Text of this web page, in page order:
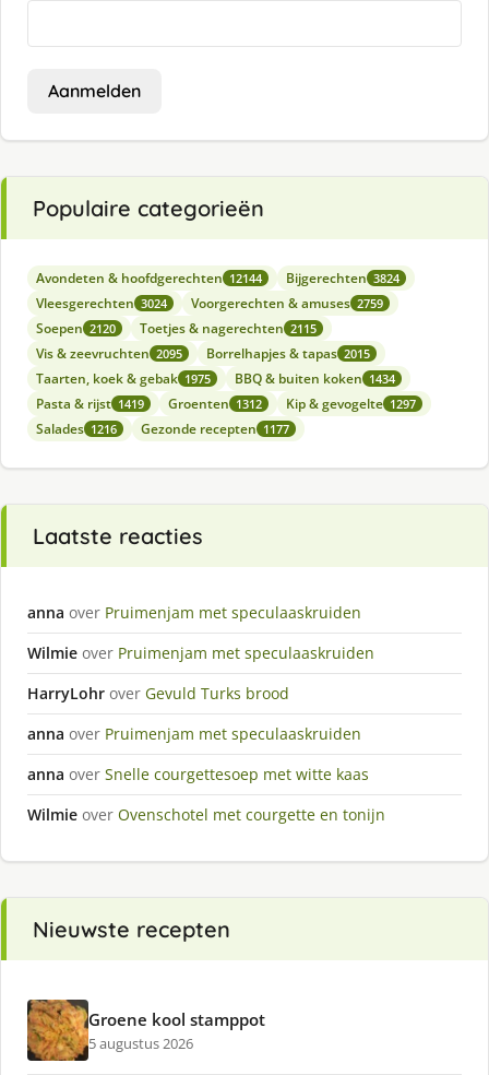
Aanmelden
Populaire categorieën
Avondeten & hoofdgerechten 12144 Bijgerechten 3824
Vleesgerechten 3024 Voorgerechten & amuses 2759
Soepen 2120 Toetjes & nagerechten 2115
Vis & zeevruchten 2095 Borrelhapjes & tapas 2015
Taarten, koek & gebak 1975 BBQ & buiten koken 1434
Pasta & rijst 1419 Groenten 1312 Kip & gevogelte 1297
Salades 1216 Gezonde recepten 1177
Laatste reacties
anna over Pruimenjam met speculaaskruiden
Wilmie over Pruimenjam met speculaaskruiden
HarryLohr over Gevuld Turks brood
anna over Pruimenjam met speculaaskruiden
anna over Snelle courgettesoep met witte kaas
Wilmie over Ovenschotel met courgette en tonijn
Nieuwste recepten
Groene kool stamppot
5 augustus 2026